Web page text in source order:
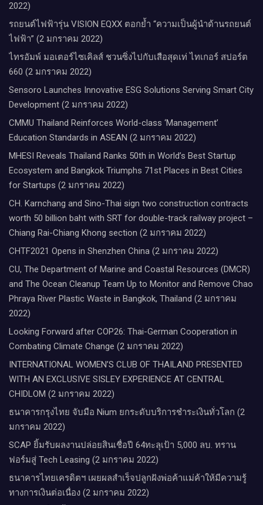
2022)
รถยนต์ไฟฟ้ารุ่น VISION EQXX ตอกย้ำ “ความเป็นผู้นำด้านรถยนต์
ไฟฟ้า” (2 มกราคม 2022)
ไทรอัมพ์ มอเตอร์ไซเคิลส์ ชวนซิ่งไปกับเสือสุดเท่ ไทเกอร์ สปอร์ต
660 (2 มกราคม 2022)
Sensoro Launches Innovative ESG Solutions Serving Smart City
Development (2 มกราคม 2022)
CMMU Thailand Reinforces World-class ‘Management’
Education Standards in ASEAN (2 มกราคม 2022)
MHESI Reveals Thailand Ranks 50th in World’s Best Startup
Ecosystem and Bangkok Triumphs 71st Places in Best Cities
for Startups (2 มกราคม 2022)
CH. Karnchang and Sino-Thai sign two construction contracts
worth 50 billion baht with SRT for double-track railway project –
Chiang Rai-Chiang Khong section (2 มกราคม 2022)
CHTF2021 Opens in Shenzhen China (2 มกราคม 2022)
CU, The Department of Marine and Coastal Resources (DMCR)
and The Ocean Cleanup Team Up to Monitor and Remove Chao
Phraya River Plastic Waste in Bangkok, Thailand (2 มกราคม
2022)
Looking Forward after COP26: Thai-German Cooperation in
Combating Climate Change (2 มกราคม 2022)
INTERNATIONAL WOMEN’S CLUB OF THAILAND PRESENTED
WITH AN EXCLUSIVE SISLEY EXPERIENCE AT CENTRAL
CHIDLOM (2 มกราคม 2022)
ธนาคารกรุงไทย จับมือ Nium ยกระดับบริการชำระเงินทั่วโลก (2
มกราคม 2022)
SCAP ยิ้มรับผลงานปล่อยสินเชื่อปี 64ทะลุเป้า 5,000 ลบ. ทราน
ฟอร์มสู่ Tech Leasing (2 มกราคม 2022)
ธนาคารไทยเครดิตฯ เผยผลสำเร็จปลูกฝังพ่อค้าแม่ค้าให้มีความรู้
ทางการเงินต่อเนื่อง (2 มกราคม 2022)